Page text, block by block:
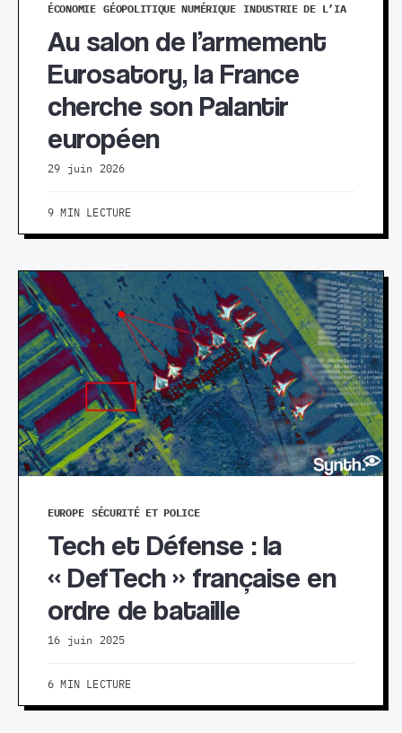
ÉCONOMIE GÉOPOLITIQUE NUMÉRIQUE INDUSTRIE DE L’IA
Au salon de l’armement
Eurosatory, la France
cherche son Palantir
européen
29 juin 2026
9 MIN LECTURE
EUROPE SÉCURITÉ ET POLICE
Tech et Défense : la
« DefTech » française en
ordre de bataille
16 juin 2025
6 MIN LECTURE